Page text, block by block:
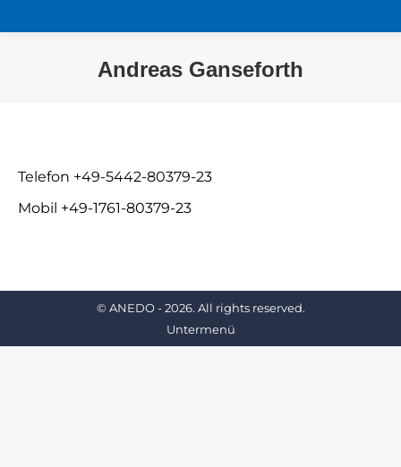
Andreas Ganseforth
Telefon +49-5442-80379-23
Mobil +49-1761-80379-23
Untermenü